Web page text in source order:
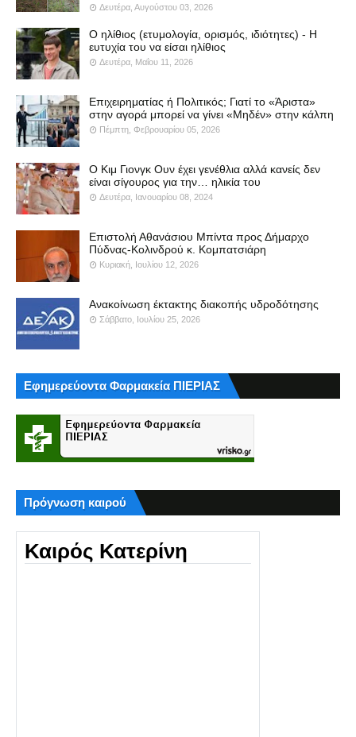
Δευτέρα, Αυγούστου 03, 2026
Ο ηλίθιος (ετυμολογία, ορισμός, ιδιότητες) - Η
ευτυχία του να είσαι ηλίθιος
Δευτέρα, Μαΐου 11, 2026
Επιχειρηματίας ή Πολιτικός; Γιατί το «Άριστα»
στην αγορά μπορεί να γίνει «Μηδέν» στην κάλπη
Πέμπτη, Φεβρουαρίου 05, 2026
Ο Κιμ Γιονγκ Ουν έχει γενέθλια αλλά κανείς δεν
είναι σίγουρος για την… ηλικία του
Δευτέρα, Ιανουαρίου 08, 2024
Επιστολή Αθανάσιου Μπίντα προς Δήμαρχο
Πύδνας-Κολινδρού κ. Κομπατσιάρη
Κυριακή, Ιουλίου 12, 2026
Ανακοίνωση έκτακτης διακοπής υδροδότησης
Σάββατο, Ιουλίου 25, 2026
Εφημερεύοντα Φαρμακεία ΠΙΕΡΙΑΣ
Πρόγνωση καιρού
Καιρός Κατερίνη